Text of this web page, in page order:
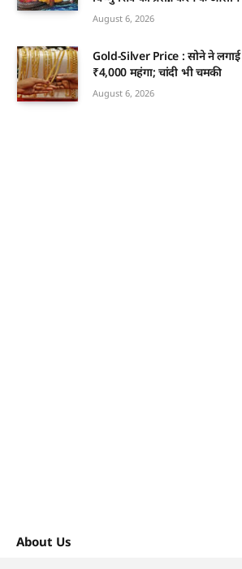
August 6, 2026
Gold-Silver Price : सोने ने
₹4,000 महंगा; चांदी भी चमकी
August 6, 2026
About Us